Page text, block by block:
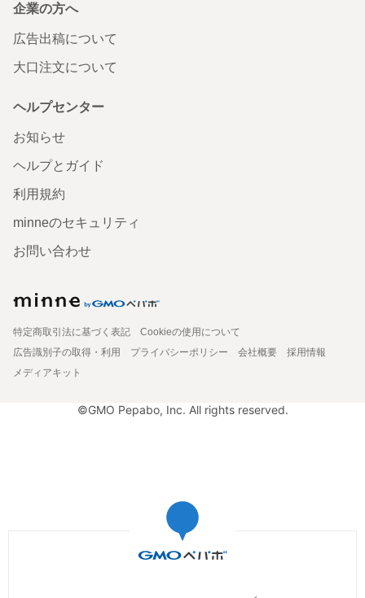
企業の方へ
広告出稿について
大口注文について
ヘルプセンター
お知らせ
ヘルプとガイド
利用規約
minneのセキュリティ
お問い合わせ
特定商取引法に基づく表記
Cookieの使用について
広告識別子の取得・利用
プライバシーポリシー 会社概要
採用情報
メディアキット
©GMO Pepabo, Inc. All rights reserved.